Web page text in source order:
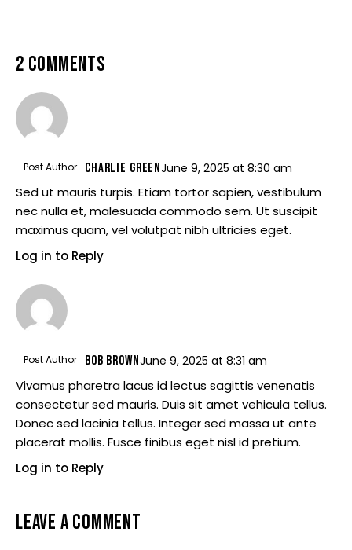
2 COMMENTS
Post Author CHARLIE GREENJune 9, 2025at 8:30 am
Sed ut mauris turpis. Etiam tortor sapien, vestibulum
nec nulla et, malesuada commodo sem. Ut suscipit
maximus quam, vel volutpat nibh ultricies eget.
Log in to Reply
Post Author BOB BROWNJune 9, 2025 at 8:31 am
Vivamus pharetra lacus id lectus sagittis venenatis
consectetur sed mauris. Duis sit amet vehicula tellus.
Donec sed lacinia tellus. Integer sed massa ut ante
placerat mollis. Fusce finibus eget nisl id pretium.
Log in to Reply
LEAVE A COMMENT